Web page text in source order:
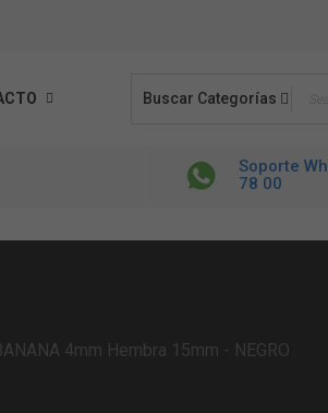
Buscar Categorías
Soporte
78 00
4mm Hembra 15mm - NEGRO